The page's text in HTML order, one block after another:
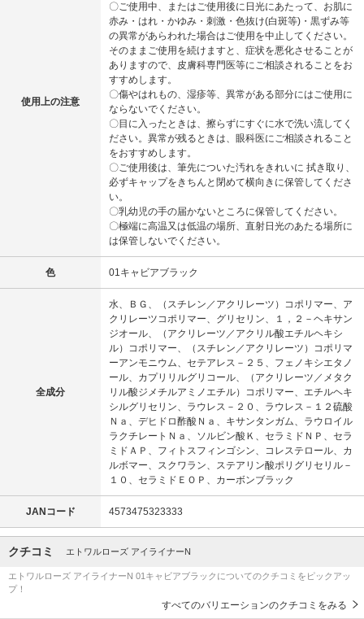
使用上の注意
〇ご使用中、またはご使用後に日光にあたって、お肌に
赤み・はれ・かゆみ・刺激・色抜け(白斑等)・黒ずみ等
の異常があらわれた場合はご使用を中止してください。
そのままご使用を続けますと、症状を悪化させることが
ありますので、皮膚科専門医等にご相談されることをお
すすめします。
〇傷やはれもの、湿疹等、異常がある部分にはご使用に
ならないでください。
〇目に入ったときは、擦らずにすぐに水で洗い流してく
ださい。異常が残るときは、眼科医にご相談されること
をおすすめします。
〇ご使用後は、筆先についた汚れをきれいに 拭き取り、
必ずキャップをきちんと閉めて横向きに保管してくださ
い。
〇乳幼児の手の届かないところに保管してください。
〇極端に高温又は低温の場所、直射日光のあたる場所に
は保管しないでください。
色 01キャビアブラック
全成分
水、ＢＧ、（スチレン／アクリレーツ）コポリマー、ア
クリレーツコポリマー、グリセリン、１，２－ヘキサン
ジオール、（アクリレーツ／アクリル酸エチルヘキシ
ル）コポリマー、（スチレン／アクリレーツ）コポリマ
ーアンモニウム、セテアレス－２５、フェノキシエタノ
ール、カプリリルグリコール、（アクリレーツ／メタク
リル酸ジメチルアミノエチル）コポリマー、エチルヘキ
シルグリセリン、ラウレス－２０、ラウレス－１２硫酸
Ｎａ、デヒドロ酢酸Ｎａ、キサンタンガム、ラウロイル
ラクチレートＮａ、ソルビン酸Ｋ、セラミドＮＰ、セラ
ミドＡＰ、フィトスフィンゴシン、コレステロール、カ
ルボマー、スクワラン、ステアリン酸ポリグリセリル－
１０、セラミドＥＯＰ、カーボンブラック
JANコード 4573475323333
クチコミ エトワルローズ アイライナーN
エトワルローズ アイライナーN 01キャビアブラックについてのクチコミをピックアッ
プ！
すべてのバリエーションのクチコミをみる